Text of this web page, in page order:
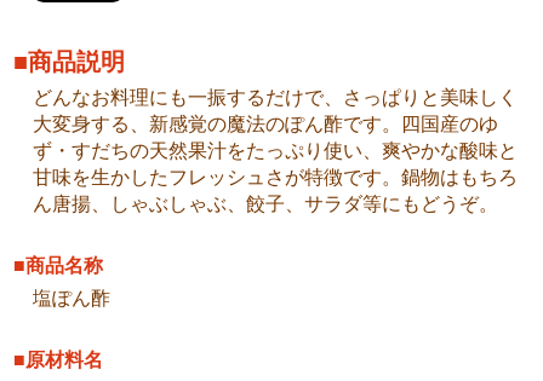
■商品説明
どんなお料理にも一振するだけで、さっぱりと美味しく
大変身する、新感覚の魔法のぽん酢です。四国産のゆ
ず・すだちの天然果汁をたっぷり使い、爽やかな酸味と
甘味を生かしたフレッシュさが特徴です。鍋物はもちろ
ん唐揚、しゃぶしゃぶ、餃子、サラダ等にもどうぞ。
■商品名称
塩ぽん酢
■原材料名